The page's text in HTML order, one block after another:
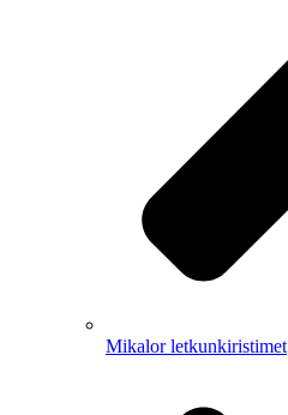
Mikalor letkunkiristimet